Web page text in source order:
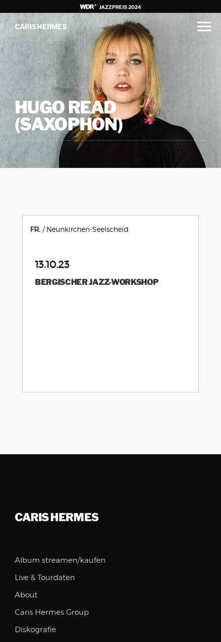
JAZZPREIS 2024
CARIS HERMES
HUGO READ
(SAXOPHON)
FR. Neunkirchen-Seelscheid
13.10.23
BERGISCHER JAZZ-WORKSHOP
CARIS HERMES
Album streamen/kaufen
Live & Tourdaten
About
Caris Hermes Group
Diskografie